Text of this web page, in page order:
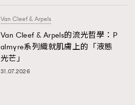
Van Cleef & Arpels
Van Cleef & Arpels的流光哲學：P
almyre系列織就肌膚上的「液態
光芒」
31.07.2026